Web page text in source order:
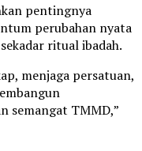
pentingnya
perubahan nyata
ritual ibadah.
menjaga persatuan,
semangat TMMD,”